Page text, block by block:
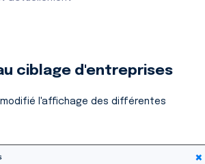
ciblage d'entreprises
l'affichage des différentes